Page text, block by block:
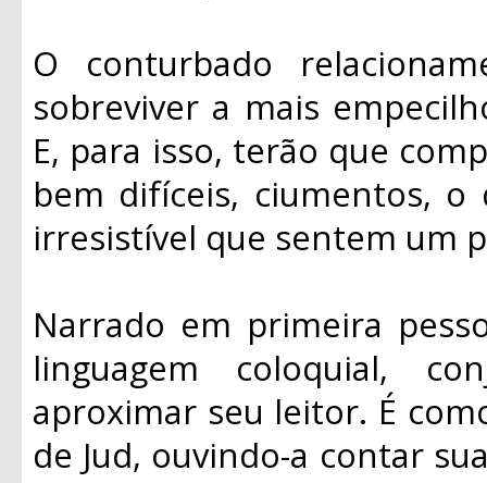
O conturbado
sobreviver a mais
E, para isso, terão que
bem difíceis, ciumentos, o
irresistível que sentem um
Narrado em primeira
linguagem coloquial,
aproximar seu leitor. É
de Jud, ouvindo-a contar